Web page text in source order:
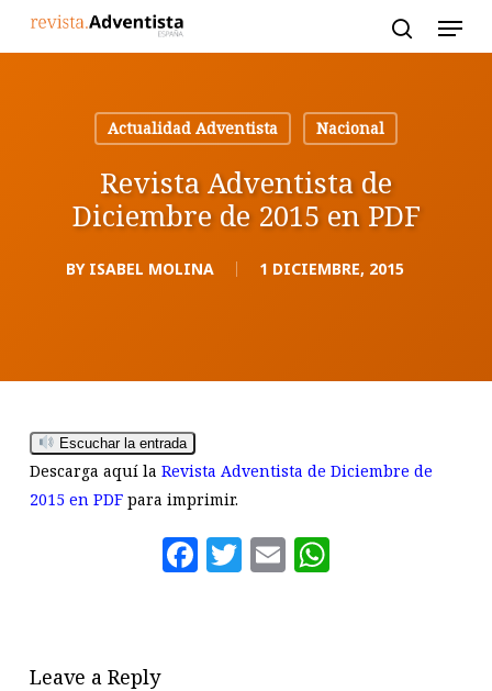
Actualidad Adventista
Nacional
Revista Adventista de
Diciembre de 2015 en PDF
BY ISABEL MOLINA 1 DICIEMBRE, 2015
Escuchar la entrada
Descarga aquí la Revista Adventista de Diciembre de
2015 en PDFpara imprimir.
Facebook
Twitter
Email
Leave a Reply